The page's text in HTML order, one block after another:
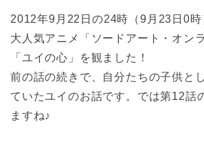
2012年9月22日の24時（9月23日0時
大人気アニメ「ソードアート・オン
「ユイの心」を観ました！
前の話の続きで、自分たちの子供と
ていたユイのお話です。では第12話
ますね♪